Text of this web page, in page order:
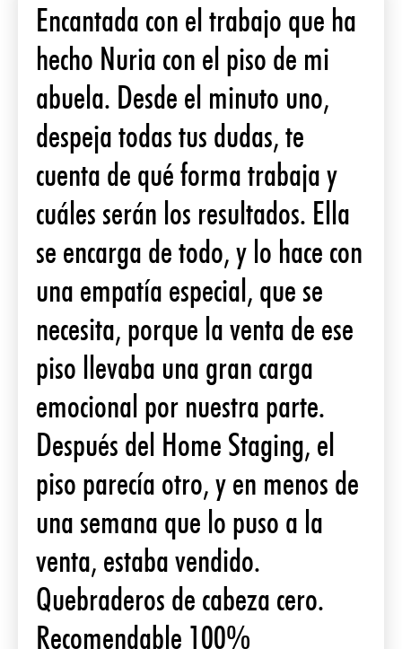
Encantada con el trabajo que ha
hecho Nuria con el piso de mi
abuela. Desde el minuto uno,
despeja todas tus dudas, te
cuenta de qué forma trabaja y
cuáles serán los resultados. Ella
se encarga de todo, y lo hace con
una empatía especial, que se
necesita, porque la venta de ese
piso llevaba una gran carga
emocional por nuestra parte.
Después del Home Staging, el
piso parecía otro, y en menos de
una semana que lo puso a la
venta, estaba vendido.
Quebraderos de cabeza cero.
Recomendable 100%